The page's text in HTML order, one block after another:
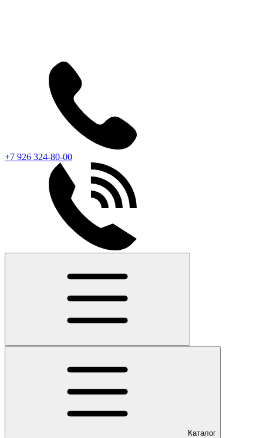
+7 926 324-80-00
Каталог